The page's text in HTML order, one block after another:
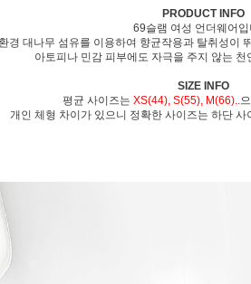
PRODUCT INFO
69슬램 여성 언더웨어입
경 대나무 섬유를 이용하여 향균작용과 탈취성이
아토피나 민감 피부에도 자극을 주지 않는
SIZE INFO
평균 사이즈는 XS(44), S(55), M(66)..
개인 체형 차이가 있으니 정확한 사이즈는 하단